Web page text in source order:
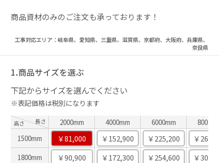
商品資材のみのご注文も承っております！
工事対応エリア：岐阜県、愛知県、三重県、滋賀県、京都府、大阪府、兵庫県、
奈良県
1.商品サイズを選ぶ
下記からサイズを選んでください
※表記価格は税別になります
高さ 長さ 2000mm 4000mm 6000mm
1500mm
￥81,000 ￥152,900 ￥225,200 ￥
1800mm ￥90,900 ￥172,300 ￥254,600 ￥